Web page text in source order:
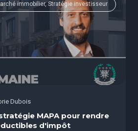
immobilier, Stratégie investisseur
Dubois
MAPA pour rendre
d'impôt